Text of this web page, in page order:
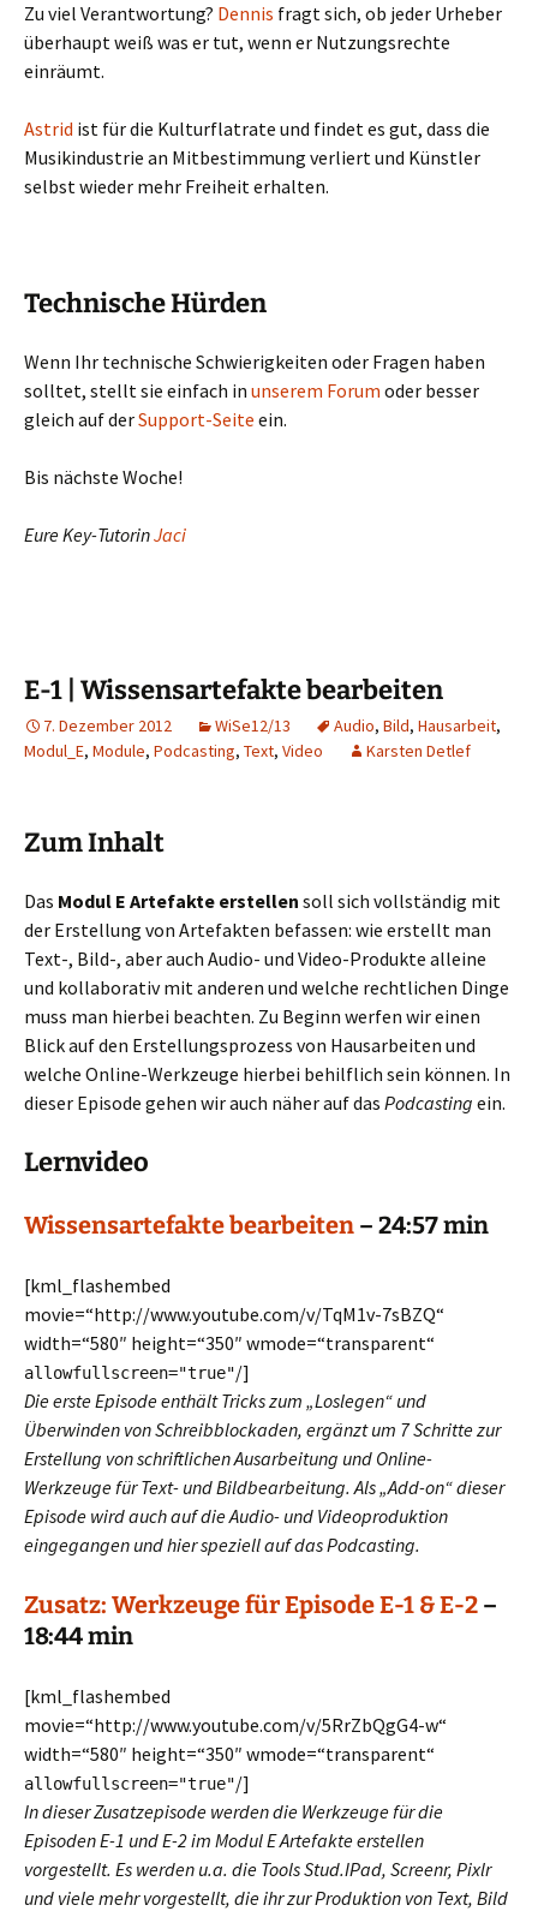
Zu viel Verantwortung? Dennis fragt sich, ob jeder Urheber
überhaupt weiß was er tut, wenn er Nutzungsrechte
einräumt.
Astrid ist für die Kulturflatrate und findet es gut, dass die
Musikindustrie an Mitbestimmung verliert und Künstler
selbst wieder mehr Freiheit erhalten.
Technische Hürden
Wenn Ihr technische Schwierigkeiten oder Fragen haben
solltet, stellt sie einfach in unserem Forum oder besser
gleich auf derSupport-Seite ein.
Bis nächste Woche!
Eure Key-TutorinJaci
E-1 | Wissensartefakte bearbeiten
7. Dezember 2012 WiSe12/13 Audio, Bild, Hausarbeit,
Modul_E, Module, Podcasting, Text, Video Karsten Detlef
Zum Inhalt
Das Modul E Artefakte erstellen soll sich vollständig mit
der Erstellung von Artefakten befassen: wie erstellt man
Text-, Bild-, aber auch Audio- und Video-Produkte alleine
und kollaborativ mit anderen und welche rechtlichen Dinge
muss man hierbei beachten. Zu Beginn werfen wir einen
Blick auf den Erstellungsprozess von Hausarbeiten und
welche Online-Werkzeuge hierbei behilflich sein können. In
dieser Episode gehen wir auch näher auf das Podcasting ein.
Lernvideo
Wissensartefakte bearbeiten – 24:57 min
[kml_flashembed
movie=“http://www.youtube.com/v/TqM1v-7sBZQ“
width=“580″ height=“350″ wmode=“transparent“
allowfullscreen="true"/]
Die erste Episode enthält Tricks zum „Loslegen“ und
Überwinden von Schreibblockaden, ergänzt um 7 Schritte zur
Erstellung von schriftlichen Ausarbeitung und Online-
Werkzeuge für Text- und Bildbearbeitung. Als „Add-on“ dieser
Episode wird auch auf die Audio- und Videoproduktion
eingegangen und hier speziell auf das Podcasting.
Zusatz: Werkzeuge für Episode E-1 & E-2 –
18:44 min
[kml_flashembed
movie=“http://www.youtube.com/v/5RrZbQgG4-w“
width=“580″ height=“350″ wmode=“transparent“
allowfullscreen="true"/]
In dieser Zusatzepisode werden die Werkzeuge für die
Episoden E-1 und E-2 im Modul E Artefakte erstellen
vorgestellt. Es werden u.a. die Tools Stud.IPad, Screenr, Pixlr
und viele mehr vorgestellt, die ihr zur Produktion von Text, Bild